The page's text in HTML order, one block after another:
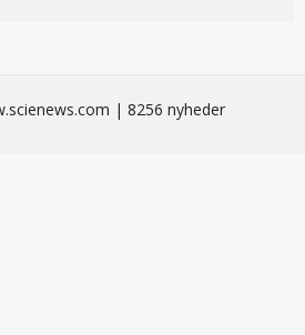
| 8256 nyheder